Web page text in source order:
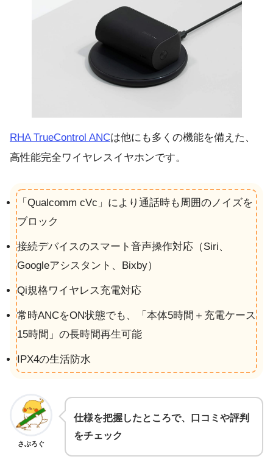
RHA TrueControl ANCは他にも多くの機能を備えた、
高性能完全ワイヤレスイヤホンです。
「Qualcomm cVc」により通話時も周囲のノイズを
ブロック
接続デバイスのスマート音声操作対応（Siri、
Googleアシスタント、Bixby）
Qi規格ワイヤレス充電対応
常時ANCをON状態でも、「本体5時間＋充電ケース
15時間」の長時間再生可能
IPX4の生活防水
さぶろぐ
仕様を把握したところで、口コミや評判
をチェック